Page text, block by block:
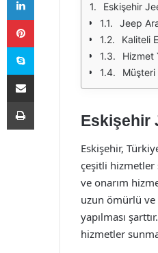
Eskişehir
Jeep
Kaliteli
Hizmet
Müşteri
Eskişehir
Eskişehir,
çeşitli hizmetler
ve onarım
uzun ömürlü ve
yapılması
hizmetler
Pinterest
Skype
E-Posta ile paylaş